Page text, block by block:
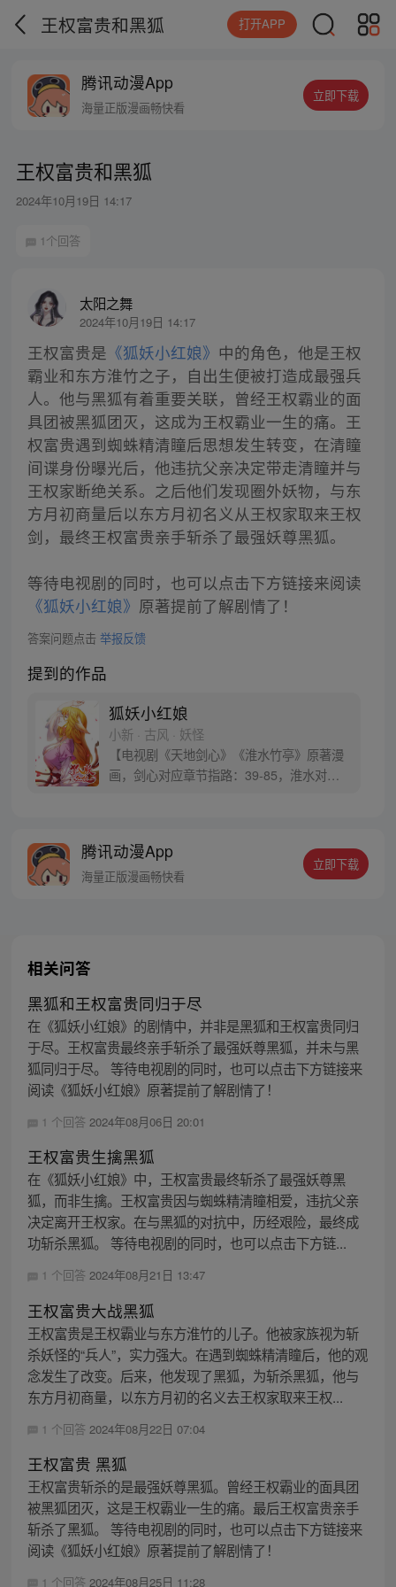
王权富贵和黑狐 打开APP
腾讯动漫App
海量正版漫画畅快看
立即下载
王权富贵和黑狐
2024年10月19日 14:17
1个回答
太阳之舞
2024年10月19日 14:17
王权富贵是 《狐妖小红娘》 中的角色，他是王权
霸业和东方淮竹之子，自出生便被打造成最强兵
人。他与黑狐有着重要关联，曾经王权霸业的面
具团被黑狐团灭，这成为王权霸业一生的痛。王
权富贵遇到蜘蛛精清瞳后思想发生转变，在清瞳
间谍身份曝光后，他违抗父亲决定带走清瞳并与
王权家断绝关系。之后他们发现圈外妖物，与东
方月初商量后以东方月初名义从王权家取来王权
剑，最终王权富贵亲手斩杀了最强妖尊黑狐。
等待电视剧的同时，也可以点击下方链接来阅读
《狐妖小红娘》 原著提前了解剧情了！
答案问题点击 举报反馈
提到的作品
狐妖小红娘
小新 · 古风 · 妖怪
【电视剧《天地剑心》《淮水竹亭》原著漫
画，剑心对应章节指路：39-85，淮水对应
腾讯动漫App
海量正版漫画畅快看
立即下载
相关问答
黑狐和王权富贵同归于尽
在《狐妖小红娘》的剧情中，并非是黑狐和王权富贵同归
于尽。王权富贵最终亲手斩杀了最强妖尊黑狐，并未与黑
狐同归于尽。 等待电视剧的同时，也可以点击下方链接来
阅读《狐妖小红娘》原著提前了解剧情了！
1 个回答 2024年08月06日 20:01
王权富贵生擒黑狐
在《狐妖小红娘》中，王权富贵最终斩杀了最强妖尊黑
狐，而非生擒。王权富贵因与蜘蛛精清瞳相爱，违抗父亲
决定离开王权家。在与黑狐的对抗中，历经艰险，最终成
功斩杀黑狐。 等待电视剧的同时，也可以点击下方链...
1 个回答 2024年08月21日 13:47
王权富贵大战黑狐
王权富贵是王权霸业与东方淮竹的儿子。他被家族视为斩
杀妖怪的“兵人”，实力强大。在遇到蜘蛛精清瞳后，他的观
念发生了改变。后来，他发现了黑狐，为斩杀黑狐，他与
东方月初商量，以东方月初的名义去王权家取来王权...
1 个回答 2024年08月22日 07:04
王权富贵 黑狐
王权富贵斩杀的是最强妖尊黑狐。曾经王权霸业的面具团
被黑狐团灭，这是王权霸业一生的痛。最后王权富贵亲手
斩杀了黑狐。 等待电视剧的同时，也可以点击下方链接来
阅读《狐妖小红娘》原著提前了解剧情了！
1 个回答 2024年08月25日 11:28